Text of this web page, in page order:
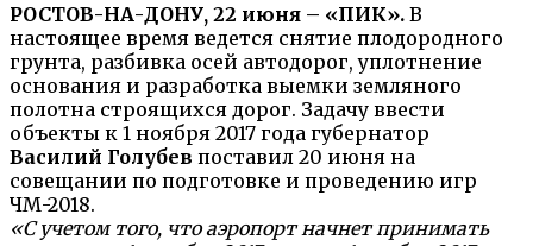
РОСТОВ-НА-ДОНУ, 22 июня – «ПИК». В
настоящее время ведется снятие плодородного
грунта, разбивка осей автодорог, уплотнение
основания и разработка выемки земляного
полотна строящихся дорог. Задачу ввести
объекты к 1 ноября 2017 года губернатор
Василий Голубев поставил 20 июня на
совещании по подготовке и проведению игр
ЧМ-2018.
«С учетом того, что аэропорт начнет принимать